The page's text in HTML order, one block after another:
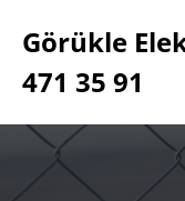
Görükle
471 35 91